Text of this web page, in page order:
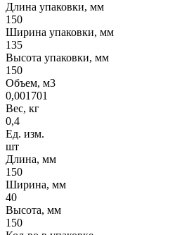
Длина упаковки, мм
150
Ширина упаковки, мм
135
Высота упаковки, мм
150
Объем, м3
0,001701
Вес, кг
0,4
Ед. изм.
шт
Длина, мм
150
Ширина, мм
40
Высота, мм
150